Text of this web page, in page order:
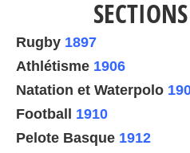
Rugby 1897
Athlétisme 1906
Natation et Waterpolo
Football 1910
Pelote Basque 1912